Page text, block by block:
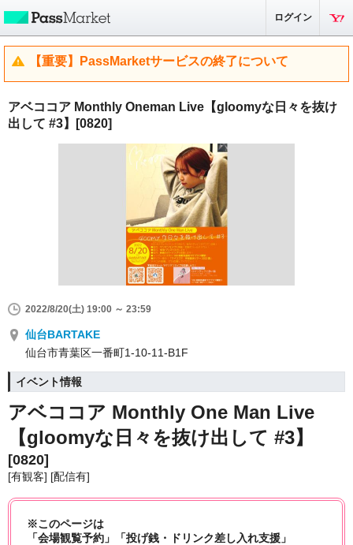
ログイン
【重要】PassMarketサービスの終了について
アベココア Monthly Oneman Live【gloomyな日々を抜け
出して #3】[0820]
2022/8/20(土) 19:00 ～ 23:59
仙台BARTAKE
仙台市青葉区一番町1-10-11-B1F
イベント情報
アベココア Monthly One Man Live
【gloomyな日々を抜け出して #3】
[0820]
[有観客] [配信有]
※このページは
「会場観覧予約」「投げ銭・ドリンク差し入れ支援」